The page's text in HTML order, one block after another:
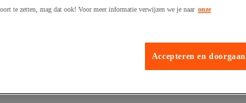
te zetten, mag dat ook! Voor meer informatie verwijzen we je naar onze
Accepteren en doorgaan